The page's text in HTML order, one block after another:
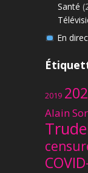
Santé
En
2019
Alain